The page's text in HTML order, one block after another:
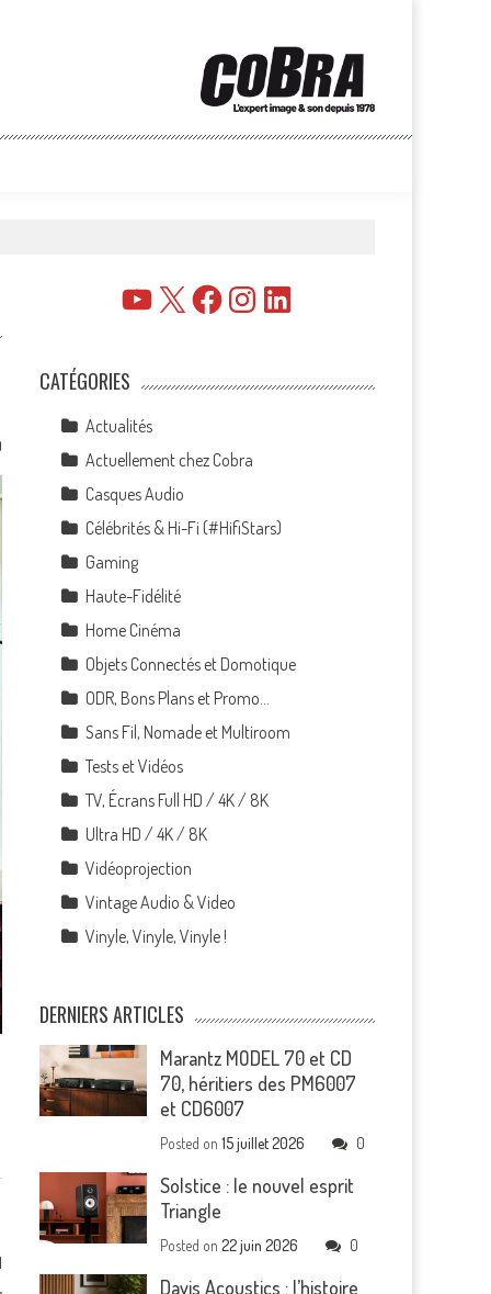
1
YouTube
X FacebookInstagramLinkedIn
CATÉGORIES
Actualités
Actuellement chez Cobra
Casques Audio
Célébrités & Hi-Fi (#HifiStars)
Gaming
Haute-Fidélité
Home Cinéma
Objets Connectés et Domotique
ODR, Bons Plans et Promo…
Sans Fil, Nomade et Multiroom
Tests et Vidéos
TV, Écrans Full HD / 4K / 8K
Ultra HD / 4K / 8K
Vidéoprojection
Vintage Audio & Video
Vinyle, Vinyle, Vinyle !
DERNIERS ARTICLES
Marantz MODEL 70 et CD
70, héritiers des PM6007
et CD6007
Posted on15 juillet 2026 0
Solstice : le nouvel esprit
Triangle
Posted on22 juin 2026 0
Davis Acoustics : l’histoire